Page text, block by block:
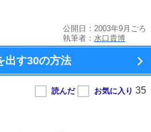
公開日：2003年9月ごろ
執筆者： 水口貴博
出す30の方法